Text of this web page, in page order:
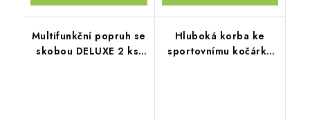
Multifunkční popruh se
skobou DELUXE 2 ks,
Hluboká korba ke
sportovnímu kočárku